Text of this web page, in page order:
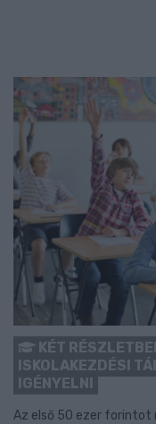
KÉT
ISKOLAKEZDÉSI
IGÉNYELNI
Az első 50 ezer